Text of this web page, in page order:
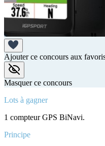
Ajouter ce concours aux
Masquer ce concours
Lots à gagner
1 compteur GPS BiNavi.
Principe